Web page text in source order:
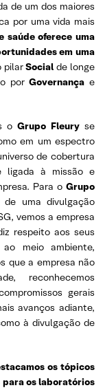
de um dos maiores
por uma vida mais
saúde oferece uma
em uma
pilarSocialde longe
porGovernançae
o Grupo Fleuryse
em um espectro
de cobertura
ligada à missão e
Para o Grupo
uma divulgação
vemos a empresa
respeito aos seus
meio ambiente,
que a empresa não
reconhecemos
gerais
avanços adiante,
à divulgação de
os tópicos
para os laboratórios